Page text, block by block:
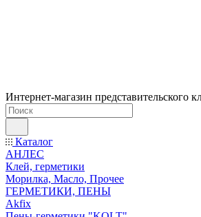
Интернет-магазин представительского
Каталог
АНЛЕС
Клей, герметики
Морилка, Масло, Прочее
ГЕРМЕТИКИ, ПЕНЫ
Akfix